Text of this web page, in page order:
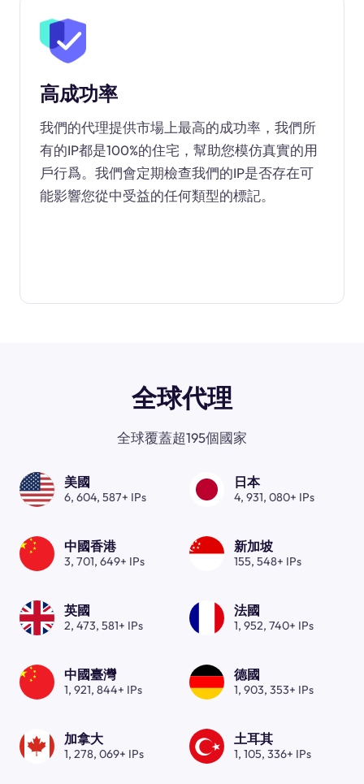
高成功率
我們的代理提供市場上最高的成功率，我們所
有的IP都是100%的住宅，幫助您模仿真實的用
戶行爲。我們會定期檢查我們的IP是否存在可
能影響您從中受益的任何類型的標記。
全球代理
全球覆蓋超195個國家
美國
6, 604, 587+ IPs
日本
4, 931, 080+ IPs
中國香港
3, 701, 649+ IPs
新加坡
155, 548+ IPs
英國
2, 473, 581+ IPs
法國
1, 952, 740+ IPs
中國臺灣
1, 921, 844+ IPs
德國
1, 903, 353+ IPs
加拿大
1, 278, 069+ IPs
土耳其
1, 105, 336+ IPs